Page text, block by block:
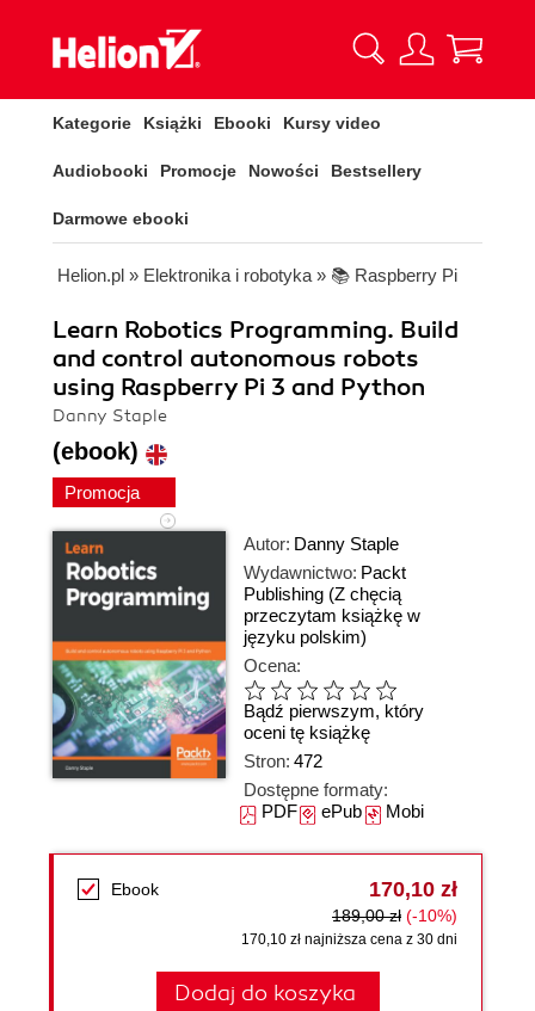
Kategorie Książki Ebooki Kursy video
Audiobooki Promocje Nowości Bestsellery
Darmowe ebooki
Helion.pl » Elektronika i robotyka » 📚 Raspberry Pi
Learn Robotics Programming. Build
and control autonomous robots
using Raspberry Pi 3 and Python
Danny Staple
(ebook)
Promocja
Autor: Danny Staple
Wydawnictwo: Packt
Publishing (Z chęcią
przeczytam książkę w
języku polskim)
Ocena:
Bądź pierwszym, który
oceni tę książkę
Stron: 472
Dostępne formaty:
PDFePubMobi
Ebook 170,10 zł
189,00 zł (-10%)
170,10 zł najniższa cena z 30 dni
Dodaj do koszyka